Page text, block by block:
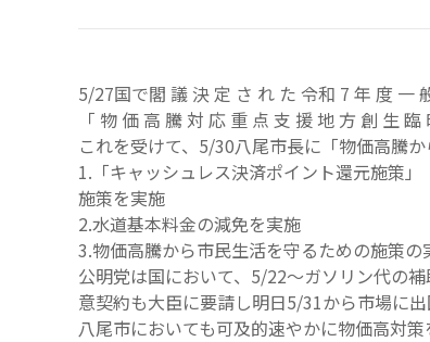
5/27国で閣 議 決 定 さ れ た 令和 7 年 度 一
「 物 価 高 騰 対 応 重 点 支 援 地 方 創 生
これを受けて、5/30八尾市長に「物価高騰
1.「キャッシュレス決済ポイント還元施策
施策を実施
2.水道基本料金の減免を実施
3.物価高騰から市民生活を守るための施策の
公明党は国において、5/22〜ガソリン代の
意契約も大臣に要請し明日5/31から市場に
八尾市においても可及的速やかに物価高対